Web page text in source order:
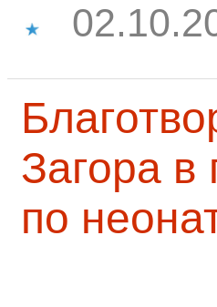
Загора
по